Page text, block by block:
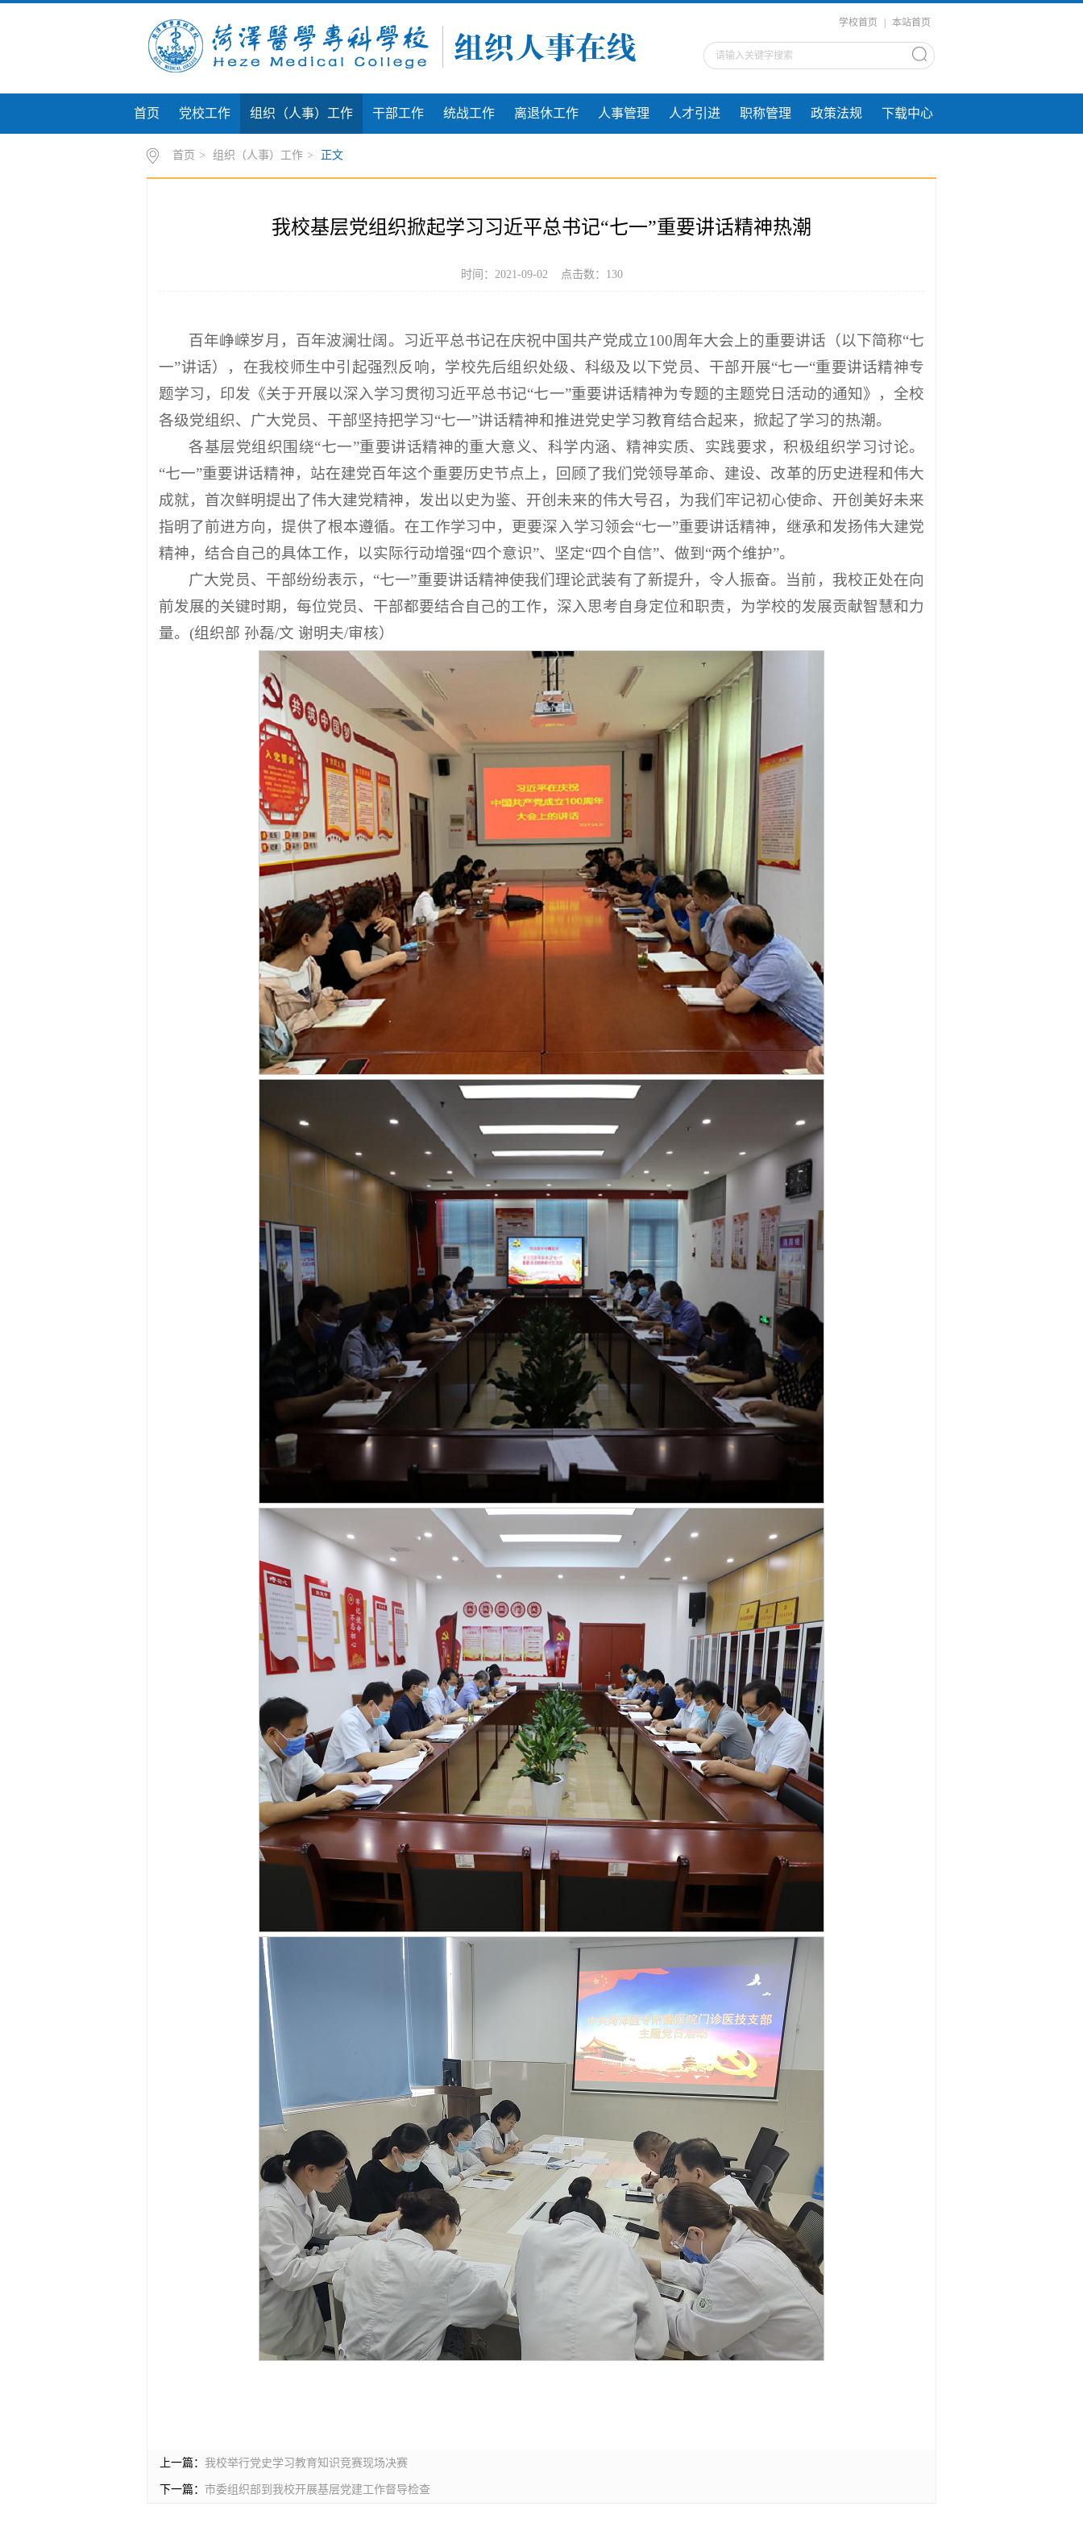
学校首页 本站首页
首页 党校工作 组织（人事）工作 干部工作 统战工作 离退休工作 人事管理 人才引进 职称管理 政策法规 下载中心
首页 > 组织（人事）工作 > 正文
我校基层党组织掀起学习习近平总书记“七一”重要讲话精神热潮
时间：2021-09-02 点击数： 130
百年峥嵘岁月，百年波澜壮阔。习近平总书记在庆祝中国共产党成立100周年大会上的重要讲话（以下简称“七
一”讲话），在我校师生中引起强烈反响，学校先后组织处级、科级及以下党员、干部开展“七一“重要讲话精神专
题学习，印发《关于开展以深入学习贯彻习近平总书记“七一”重要讲话精神为专题的主题党日活动的通知》，全校
各级党组织、广大党员、干部坚持把学习“七一”讲话精神和推进党史学习教育结合起来，掀起了学习的热潮。
各基层党组织围绕“七一”重要讲话精神的重大意义、科学内涵、精神实质、实践要求，积极组织学习讨论。
“七一”重要讲话精神，站在建党百年这个重要历史节点上，回顾了我们党领导革命、建设、改革的历史进程和伟大
成就，首次鲜明提出了伟大建党精神，发出以史为鉴、开创未来的伟大号召，为我们牢记初心使命、开创美好未来
指明了前进方向，提供了根本遵循。在工作学习中，更要深入学习领会“七一”重要讲话精神，继承和发扬伟大建党
精神，结合自己的具体工作，以实际行动增强“四个意识”、坚定“四个自信”、做到“两个维护”。
广大党员、干部纷纷表示，“七一”重要讲话精神使我们理论武装有了新提升，令人振奋。当前，我校正处在向
前发展的关键时期，每位党员、干部都要结合自己的工作，深入思考自身定位和职责，为学校的发展贡献智慧和力
量。(组织部 孙磊/文 谢明夫/审核）
上一篇： 我校举行党史学习教育知识竞赛现场决赛
下一篇： 市委组织部到我校开展基层党建工作督导检查